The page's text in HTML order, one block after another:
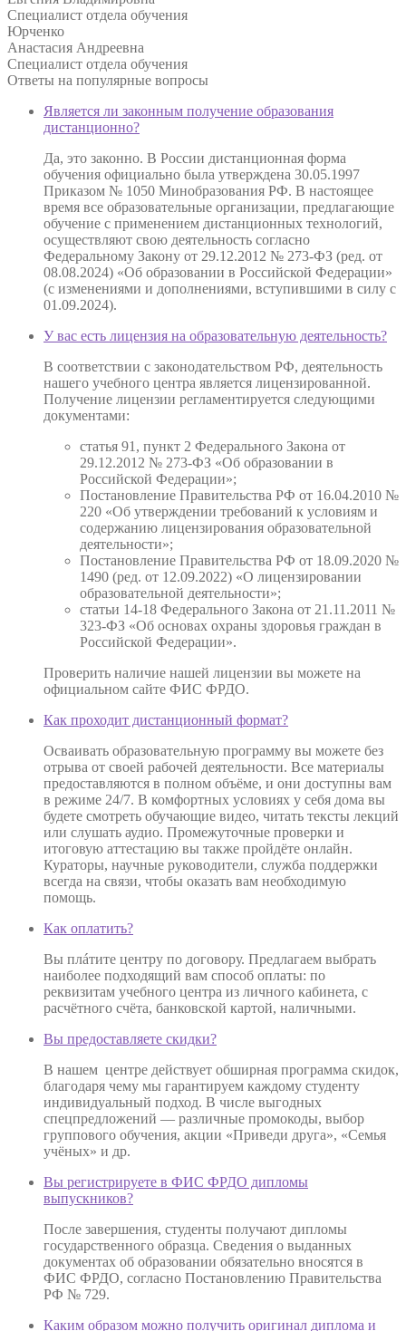
Специалист отдела обучения
Юрченко
Анастасия Андреевна
Специалист отдела обучения
Ответы на популярные вопросы
Является ли законным получение образования
дистанционно?
Да, это законно. В России дистанционная форма
обучения официально была утверждена 30.05.1997
Приказом № 1050 Минобразования РФ. В настоящее
время все образовательные организации, предлагающие
обучение с применением дистанционных технологий,
осуществляют свою деятельность согласно
Федеральному Закону от 29.12.2012 № 273-ФЗ (ред. от
08.08.2024) «Об образовании в Российской Федерации»
(с изменениями и дополнениями, вступившими в силу с
01.09.2024).
У вас есть лицензия на образовательную деятельность?
В соответствии с законодательством РФ, деятельность
нашего учебного центра является лицензированной.
Получение лицензии регламентируется следующими
документами:
статья 91, пункт 2 Федерального Закона от
29.12.2012 № 273-ФЗ «Об образовании в
Российской Федерации»;
Постановление Правительства РФ от 16.04.2010 №
220 «Об утверждении требований к условиям и
содержанию лицензирования образовательной
деятельности»;
Постановление Правительства РФ от 18.09.2020 №
1490 (ред. от 12.09.2022) «О лицензировании
образовательной деятельности»;
статьи 14-18 Федерального Закона от 21.11.2011 №
323-ФЗ «Об основах охраны здоровья граждан в
Российской Федерации».
Проверить наличие нашей лицензии вы можете на
официальном сайте ФИС ФРДО.
Как проходит дистанционный формат?
Осваивать образовательную программу вы можете без
отрыва от своей рабочей деятельности. Все материалы
предоставляются в полном объёме, и они доступны вам
в режиме 24/7. В комфортных условиях у себя дома вы
будете смотреть обучающие видео, читать тексты лекций
или слушать аудио. Промежуточные проверки и
итоговую аттестацию вы также пройдёте онлайн.
Кураторы, научные руководители, служба поддержки
всегда на связи, чтобы оказать вам необходимую
помощь.
Как оплатить?
Вы плáтите центру по договору. Предлагаем выбрать
наиболее подходящий вам способ оплаты: по
реквизитам учебного центра из личного кабинета, с
расчётного счёта, банковской картой, наличными.
Вы предоставляете скидки?
В нашем центре действует обширная программа скидок,
благодаря чему мы гарантируем каждому студенту
индивидуальный подход. В числе выгодных
спецпредложений — различные промокоды, выбор
группового обучения, акции «Приведи друга», «Семья
учёных» и др.
Вы регистрируете в ФИС ФРДО дипломы
выпускников?
После завершения, студенты получают дипломы
государственного образца. Сведения о выданных
документах об образовании обязательно вносятся в
ФИС ФРДО, согласно Постановлению Правительства
РФ № 729.
Каким образом можно получить оригинал диплома и